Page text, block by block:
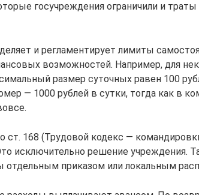
госучреждения ограничили и
и регламентирует лимиты
возможностей. Например, для
размер суточных равен 100
— 1000 рублей в сутки, тогда как в
ст. 168 (Трудовой кодекс —
исключительно решение учреждения.
приказом или локальным